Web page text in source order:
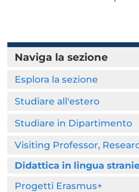
Naviga la sezione
Esplora la sezione
Studiare all'estero
Studiare in Dipartimento
Visiting Professor,
Didattica in lingua
Progetti Erasmus+